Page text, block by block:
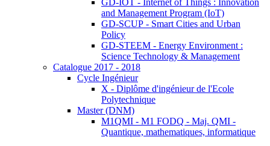
GD-IOT - Internet of Things : Innovation
and Management Program (IoT)
GD-SCUP - Smart Cities and Urban
Policy
GD-STEEM - Energy Environment :
Science Technology & Management
Catalogue 2017 - 2018
Cycle Ingénieur
X - Diplôme d'ingénieur de l'Ecole
Polytechnique
Master (DNM)
M1QMI - M1 FODQ - Maj. QMI -
Quantique, mathematiques, informatique